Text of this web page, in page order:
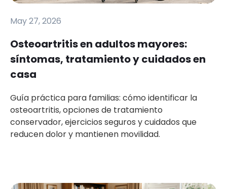
May 27, 2026
Osteoartritis en adultos mayores:
síntomas, tratamiento y cuidados en
casa
Guía práctica para familias: cómo identificar la
osteoartritis, opciones de tratamiento
conservador, ejercicios seguros y cuidados que
reducen dolor y mantienen movilidad.